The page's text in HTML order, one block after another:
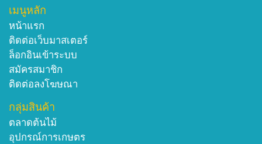
เมนูหลัก
หน้าแรก
ติดต่อเว็บมาสเตอร์
ล็อกอินเข้าระบบ
สมัครสมาชิก
ติดต่อลงโฆษณา
กลุ่มสินค้า
ตลาดต้นไม้
อุปกรณ์การเกษตร